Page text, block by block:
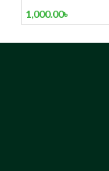
1,000.00৳